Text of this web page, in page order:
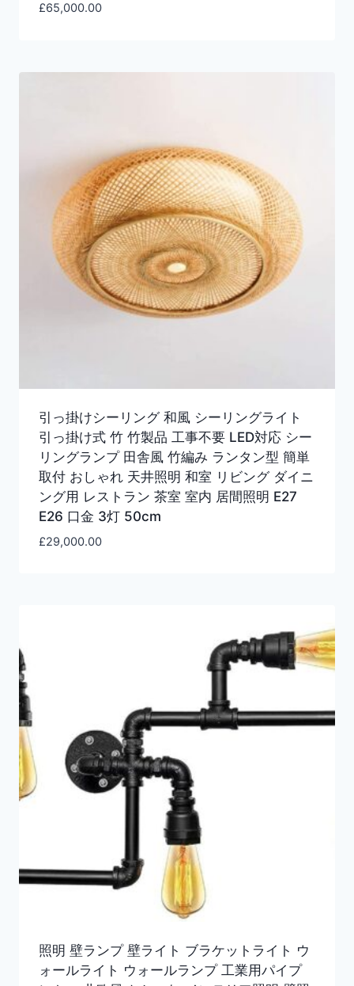
£65,000.00
引っ掛けシーリング 和風 シーリングライト
引っ掛け式 竹 竹製品 工事不要 LED対応 シー
リングランプ 田舎風 竹編み ランタン型 簡単
取付 おしゃれ 天井照明 和室 リビング ダイニ
ング用 レストラン 茶室 室内 居間照明 E27
E26 口金 3灯 50cm
£29,000.00
照明 壁ランプ 壁ライト ブラケットライト ウ
ォールライト ウォールランプ 工業用パイプ